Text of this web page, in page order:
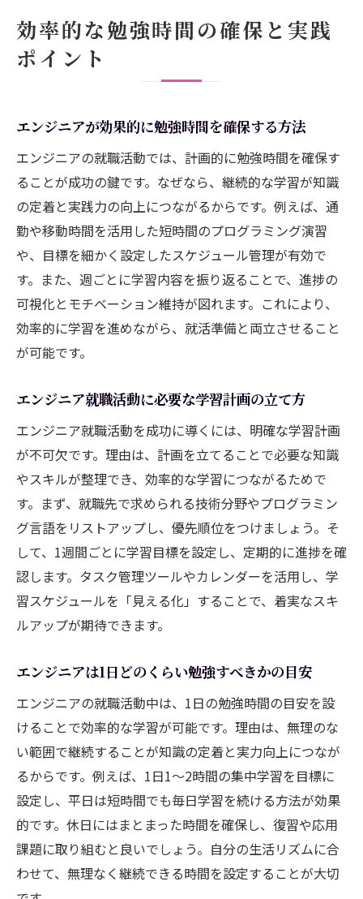
効率的な勉強時間の確保と実践
ポイント
エンジニアが効果的に勉強時間を確保する方法
エンジニアの就職活動では、計画的に勉強時間を確保す
ることが成功の鍵です。なぜなら、継続的な学習が知識
の定着と実践力の向上につながるからです。例えば、通
勤や移動時間を活用した短時間のプログラミング演習
や、目標を細かく設定したスケジュール管理が有効で
す。また、週ごとに学習内容を振り返ることで、進捗の
可視化とモチベーション維持が図れます。これにより、
効率的に学習を進めながら、就活準備と両立させること
が可能です。
エンジニア就職活動に必要な学習計画の立て方
エンジニア就職活動を成功に導くには、明確な学習計画
が不可欠です。理由は、計画を立てることで必要な知識
やスキルが整理でき、効率的な学習につながるためで
す。まず、就職先で求められる技術分野やプログラミン
グ言語をリストアップし、優先順位をつけましょう。そ
して、1週間ごとに学習目標を設定し、定期的に進捗を確
認します。タスク管理ツールやカレンダーを活用し、学
習スケジュールを「見える化」することで、着実なスキ
ルアップが期待できます。
エンジニアは1日どのくらい勉強すべきかの目安
エンジニアの就職活動中は、1日の勉強時間の目安を設
けることで効率的な学習が可能です。理由は、無理のな
い範囲で継続することが知識の定着と実力向上につなが
るからです。例えば、1日1～2時間の集中学習を目標に
設定し、平日は短時間でも毎日学習を続ける方法が効果
的です。休日にはまとまった時間を確保し、復習や応用
課題に取り組むと良いでしょう。自分の生活リズムに合
わせて、無理なく継続できる時間を設定することが大切